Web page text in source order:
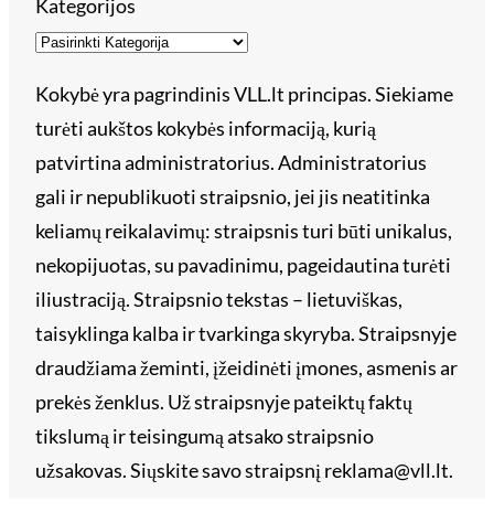
Kategorijos
Kokybė yra pagrindinis VLL.lt principas. Siekiame
turėti aukštos kokybės informaciją, kurią
patvirtina administratorius. Administratorius
gali ir nepublikuoti straipsnio, jei jis neatitinka
keliamų reikalavimų: straipsnis turi būti unikalus,
nekopijuotas, su pavadinimu, pageidautina turėti
iliustraciją. Straipsnio tekstas – lietuviškas,
taisyklinga kalba ir tvarkinga skyryba. Straipsnyje
draudžiama žeminti, įžeidinėti įmones, asmenis ar
prekės ženklus. Už straipsnyje pateiktų faktų
tikslumą ir teisingumą atsako straipsnio
užsakovas. Siųskite savo straipsnį reklama@vll.lt.